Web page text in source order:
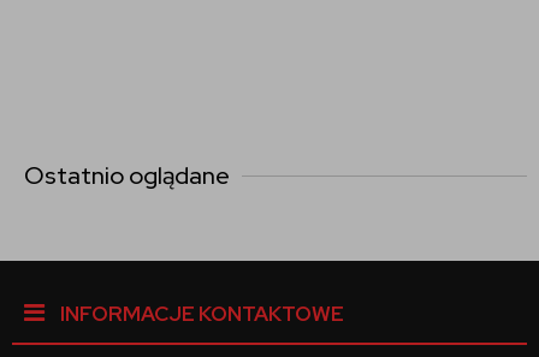
Ostatnio oglądane
INFORMACJE KONTAKTOWE